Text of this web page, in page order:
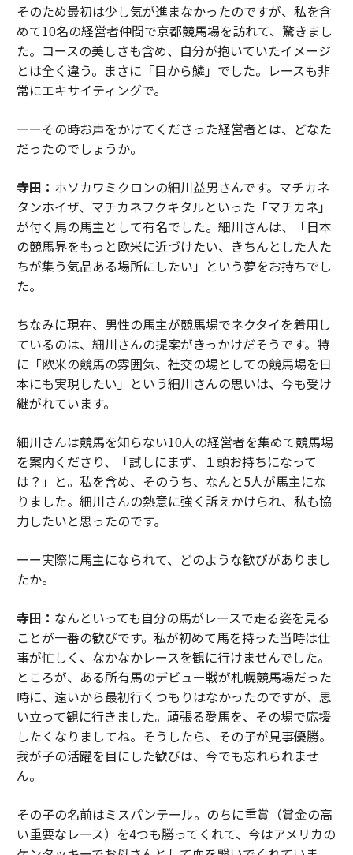
そのため最初は少し気が進まなかったのですが、私を含
めて10名の経営者仲間で京都競馬場を訪れて、驚きまし
た。コースの美しさも含め、自分が抱いていたイメージ
とは全く違う。まさに「目から鱗」でした。レースも非
常にエキサイティングで。
ーーその時お声をかけてくださった経営者とは、どなた
だったのでしょうか。
寺田： ホソカワミクロンの細川益男さんです。マチカネ
タンホイザ、マチカネフクキタルといった「マチカネ」
が付く馬の馬主として有名でした。細川さんは、「日本
の競馬界をもっと欧米に近づけたい、きちんとした人た
ちが集う気品ある場所にしたい」という夢をお持ちでし
た。
ちなみに現在、男性の馬主が競馬場でネクタイを着用し
ているのは、細川さんの提案がきっかけだそうです。特
に「欧米の競馬の雰囲気、社交の場としての競馬場を日
本にも実現したい」という細川さんの思いは、今も受け
継がれています。
細川さんは競馬を知らない10人の経営者を集めて競馬場
を案内くださり、「試しにまず、１頭お持ちになって
は？」と。私を含め、そのうち、なんと5人が馬主にな
りました。細川さんの熱意に強く訴えかけられ、私も協
力したいと思ったのです。
ーー実際に馬主になられて、どのような歓びがありまし
たか。
寺田： なんといっても自分の馬がレースで走る姿を見る
ことが一番の歓びです。私が初めて馬を持った当時は仕
事が忙しく、なかなかレースを観に行けませんでした。
ところが、ある所有馬のデビュー戦が札幌競馬場だった
時に、遠いから最初行くつもりはなかったのですが、思
い立って観に行きました。頑張る愛馬を、その場で応援
したくなりましてね。そうしたら、その子が見事優勝。
我が子の活躍を目にした歓びは、今でも忘れられませ
ん。
その子の名前はミスパンテール。のちに重賞（賞金の高
い重要なレース）を4つも勝ってくれて、今はアメリカの